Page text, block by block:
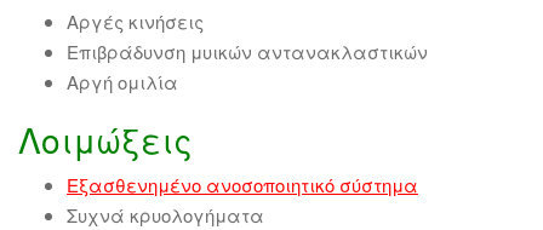
Αργές κινήσεις
Επιβράδυνση μυικών αντανακλαστικών
Αργή ομιλία
Λοιμώξεις
Εξασθενημένο ανοσοποιητικό σύστημα
Συχνά κρυολογήματα